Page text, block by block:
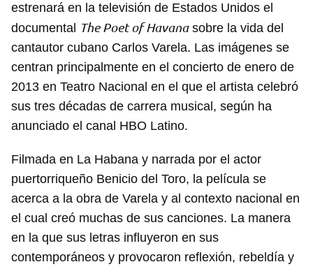
estrenará en la televisión de Estados Unidos el
documental The Poet of Havanasobre la vida del
cantautor cubano Carlos Varela. Las imágenes se
centran principalmente en el concierto de enero de
2013 en Teatro Nacional en el que el artista celebró
sus tres décadas de carrera musical, según ha
anunciado el canal HBO Latino.
Filmada en La Habana y narrada por el actor
puertorriqueño Benicio del Toro, la película se
acerca a la obra de Varela y al contexto nacional en
el cual creó muchas de sus canciones. La manera
en la que sus letras influyeron en sus
contemporáneos y provocaron reflexión, rebeldía y